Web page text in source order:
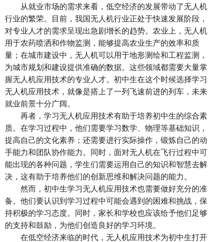
从就业市场的需求来看，低空经济的发展带动了无人机
行业的繁荣。目前，我国无人机行业正处于快速发展阶段，
对专业人才的需求呈现出急剧增长的趋势。农业上，无人机
用于农药喷洒和作物监测，能够提高农业生产的效率和质
量；在城市建设中，无人机可以用于地形测绘和工程监测，
为城市规划和建设提供准确的数据。这些领域都需要大量掌
握无人机应用技术的专业人才。初中生在这个时候选择学习
无人机应用技术，就像是搭上了一列飞速前进的列车，未来
就业前景十分广阔。
再者， 学习无人机应用技术有助于培养初中生的综合素
质。在学习过程中，他们需要学习数学、物理等基础知识，
提高自己的文化素养；还需要进行实际操作，锻炼自己的动
手能力和团队协作能力。同时，面对无人机在飞行过程中可
能出现的各种问题，学生们需要运用自己的知识和智慧去解
决，这有助于培养他们的创新思维和解决问题的能力。
然而，初中生学习无人机应用技术也需要做好充分的准
备。他们要认识到学习过程中可能会遇到的困难和挑战，保
持积极的学习态度。同时，家长和学校也应该给予他们足够
的支持和鼓励，为他们创造良好的学习环境。
在低空经济来临的时代，无人机应用技术为初中生打开